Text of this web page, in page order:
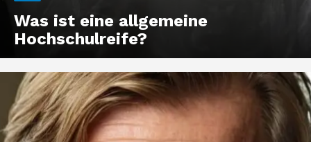
Was ist eine allgemeine
Hochschulreife?